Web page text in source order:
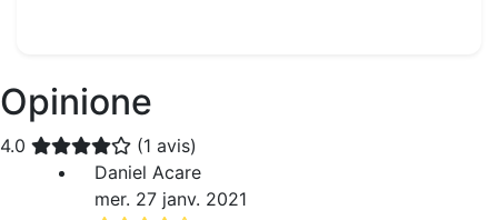
Opinione
4.0
(1 avis)
Daniel Acare
mer. 27 janv. 2021